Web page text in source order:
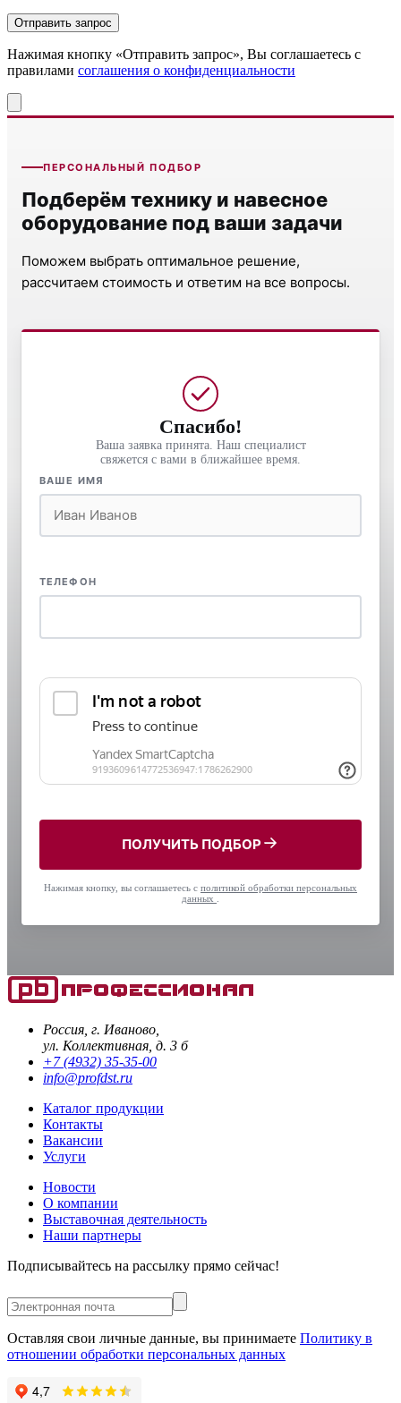
Нажимая кнопку «Отправить запрос», Вы соглашаетесь c
правилами соглашения о конфиденциальности
ПЕРСОНАЛЬНЫЙ ПОДБОР
Подберём технику и навесное
оборудование под ваши задачи
Поможем выбрать оптимальное решение,
рассчитаем стоимость и ответим на все вопросы.
Спасибо!
Ваша заявка принята. Наш специалист
свяжется с вами в ближайшее время.
ВАШЕ ИМЯ
ТЕЛЕФОН
ПОЛУЧИТЬ ПОДБОР
Нажимая кнопку, вы соглашаетесь с политикой обработки персональных
данных
Россия, г. Иваново,
ул. Коллективная, д. 3 б
+7 (4932) 35-35-00
info@profdst.ru
Каталог продукции
Контакты
Вакансии
Услуги
Новости
О компании
Выставочная деятельность
Наши партнеры
Подписывайтесь на рассылку прямо сейчас!
Оставляя свои личные данные, вы принимаете Политику в
отношении обработки персональных данных